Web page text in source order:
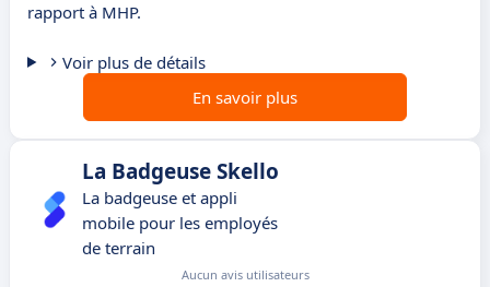
rapport à MHP.
Voir plus de détails
En savoir plus
La Badgeuse Skello
La badgeuse et appli
mobile pour les employés
de terrain
Aucun avis utilisateurs